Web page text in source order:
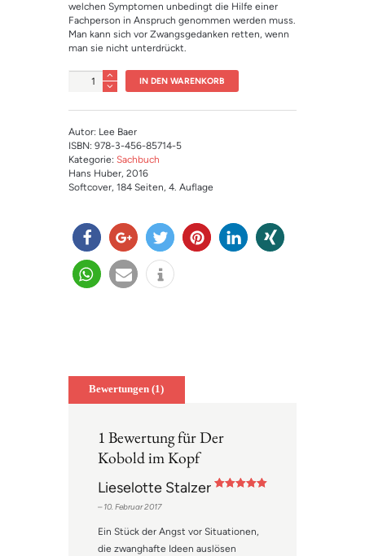
welchen Symptomen unbedingt die Hilfe einer
Fachperson in Anspruch genommen werden muss.
Man kann sich vor Zwangsgedanken retten, wenn
man sie nicht unterdrückt.
Anzahl IN DEN WARENKORB
Autor: Lee Baer
ISBN: 978-3-456-85714-5
Kategorie: Sachbuch
Hans Huber, 2016
Softcover, 184 Seiten, 4. Auflage
teilen teilen twitter
Bewertungen (1)
1 Bewertung fürDer
Kobold im Kopf
Lieselotte Stalzer
– 10. Februar 2017
Ein Stück der Angst vor Situationen,
die zwanghafte Ideen auslösen